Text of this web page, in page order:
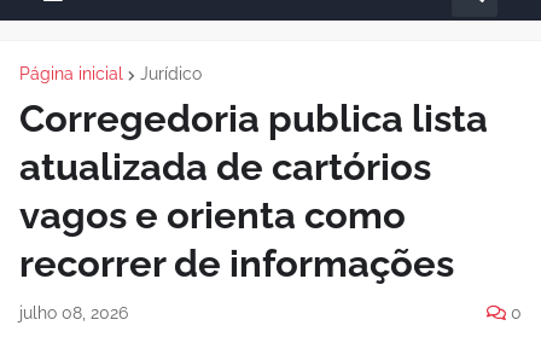
Página inicial Jurídico
Corregedoria publica lista
atualizada de cartórios
vagos e orienta como
recorrer de informações
julho 08, 2026 0